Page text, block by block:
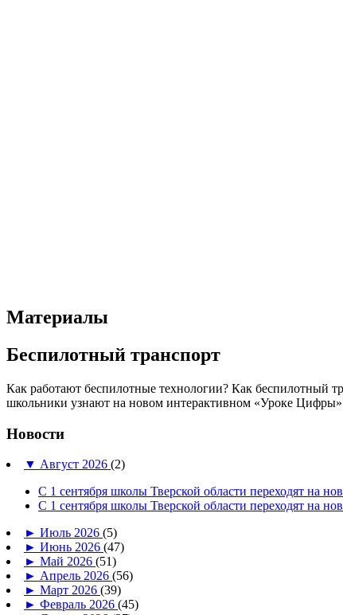
Материалы
Беспилотный транспорт
Как работают беспилотные технологии? Как беспилотный
школьники узнают на новом интерактивном «Уроке
Новости
▼ Август 2026 (2)
С 1 сентября школы Тверской области переходят на
С 1 сентября школы Тверской области переходят на
► Июль 2026 (5)
► Июнь 2026 (47)
► Май 2026 (51)
► Апрель 2026 (56)
► Март 2026 (39)
► Февраль 2026 (45)